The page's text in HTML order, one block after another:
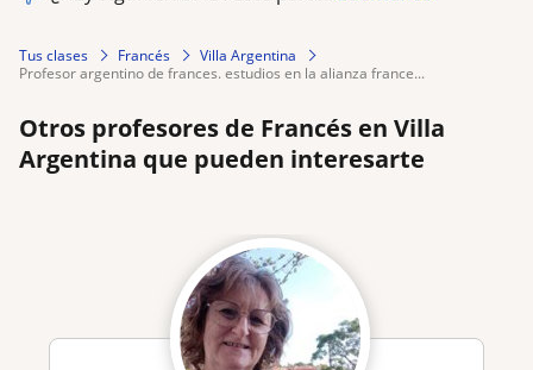
Tus clases Francés
Villa Argentina
profesor argentino de frances. estudios en la alianza france...
Otros profesores de Francés en Villa
Argentina que pueden interesarte